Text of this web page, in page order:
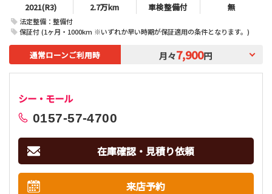
法定整備：整備付
保証付 (1ヶ月・1000km ※いずれか早い時期が保証適用の条件となります。)
2021(R3)
2.7万km
車検整備付
無
通常ローンご利用時 月々7,900円
シー・モール
0157-57-4700
在庫確認・見積り依頼
来店予約